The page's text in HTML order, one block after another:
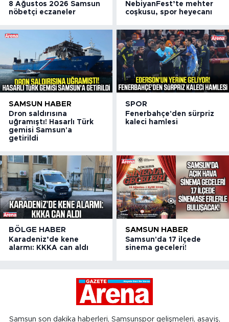
8 Ağustos 2026 Samsun
nöbetçi eczaneler
NebiyanFest’te mehter
coşkusu, spor heyecanı
SAMSUN HABER
Dron saldırısına
uğramıştı! Hasarlı Türk
gemisi Samsun'a
getirildi
SPOR
Fenerbahçe'den sürpriz
kaleci hamlesi
BÖLGE HABER
Karadeniz’de kene
alarmı: KKKA can aldı
SAMSUN HABER
Samsun'da 17 ilçede
sinema geceleri!
Samsun son dakika haberleri, Samsunspor gelişmeleri, asayiş,